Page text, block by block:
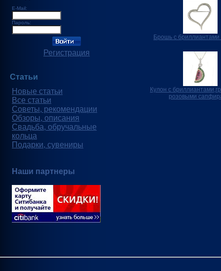
E-Mail:
Пароль:
Регистрация
Статьи
Новые статьи
Все статьи
Советы, рекомендации
Обзоры, описания
Свадьба, обручальные
кольца
Подарки, сувениры
Наши партнеры
Брошь с
Кулон с
розовыми